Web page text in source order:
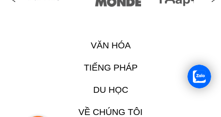
VĂN HÓA
TIẾNG PHÁP
DU HỌC
VỀ CHÚNG TÔI